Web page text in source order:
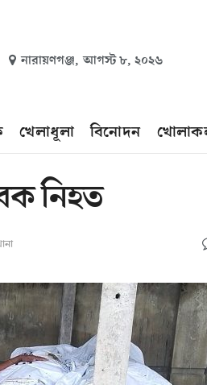
নারায়ণগঞ্জ, আগস্ট ৮, ২০২৬
খেলাধূলা বিনোদন
নিহত